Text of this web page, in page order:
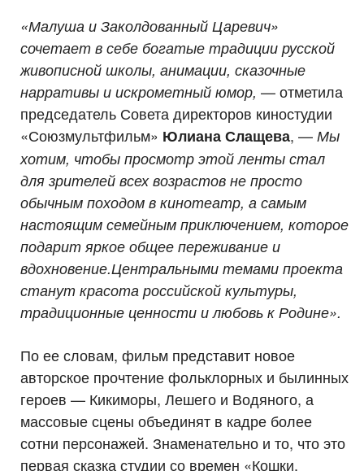
«Малуша и Заколдованный Царевич»
сочетает в себе богатые традиции русской
живописной школы, анимации, сказочные
нарративы и искрометный юмор, — отметила
председатель Совета директоров киностудии
«Союзмультфильм» Юлиана Слащева, — Мы
хотим, чтобы просмотр этой ленты стал
для зрителей всех возрастов не просто
обычным походом в кинотеатр, а самым
настоящим семейным приключением, которое
подарит яркое общее переживание и
вдохновение.Центральными темами проекта
станут красота российской культуры,
традиционные ценности и любовь к Родине».
По ее словам, фильм представит новое
авторское прочтение фольклорных и былинных
героев — Кикиморы, Лешего и Водяного, а
массовые сцены объединят в кадре более
сотни персонажей. Знаменательно и то, что это
первая сказка студии со времен «Кошки,